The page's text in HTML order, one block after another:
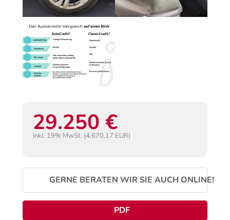
29.250 €
inkl. 19% MwSt. (4.670,17 EUR)
GERNE BERATEN WIR SIE AUCH ONLINE!
PDF